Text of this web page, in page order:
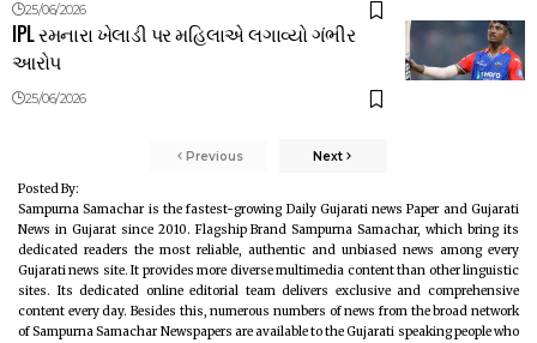
25/06/2026
IPL રમનારા ખેલાડી પર મહિલાએ લગાવ્યો ગંભીર
આરોપ
25/06/2026
Previous Next
Posted By:
Sampurna Samachar is the fastest-growing Daily Gujarati news Paper and Gujarati
News in Gujarat since 2010. Flagship Brand Sampurna Samachar, which bring its
dedicated readers the most reliable, authentic and unbiased news among every
Gujarati news site. It provides more diverse multimedia content than other linguistic
sites. Its dedicated online editorial team delivers exclusive and comprehensive
content every day. Besides this, numerous numbers of news from the broad network
of Sampurna Samachar Newspapers are available to the Gujarati speaking people who